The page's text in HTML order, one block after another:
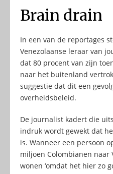
Brain drain
In een van de reportages
Venezolaanse leraar van
dat 80 procent van zijn
naar het buitenland
suggestie dat dit een
overheidsbeleid.
De journalist kadert die
indruk wordt gewekt dat
is. Wanneer een persoon
miljoen Colombianen naar
wonen ‘omdat het hier zo